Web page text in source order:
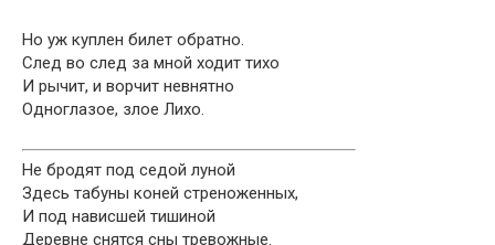
Но уж куплен билет обратно.
След во след за мной ходит тихо
И рычит, и ворчит невнятно
Одноглазое, злое Лихо.
Не бродят под седой луной
Здесь табуны коней стреноженных,
И под нависшей тишиной
Деревне снятся сны тревожные.